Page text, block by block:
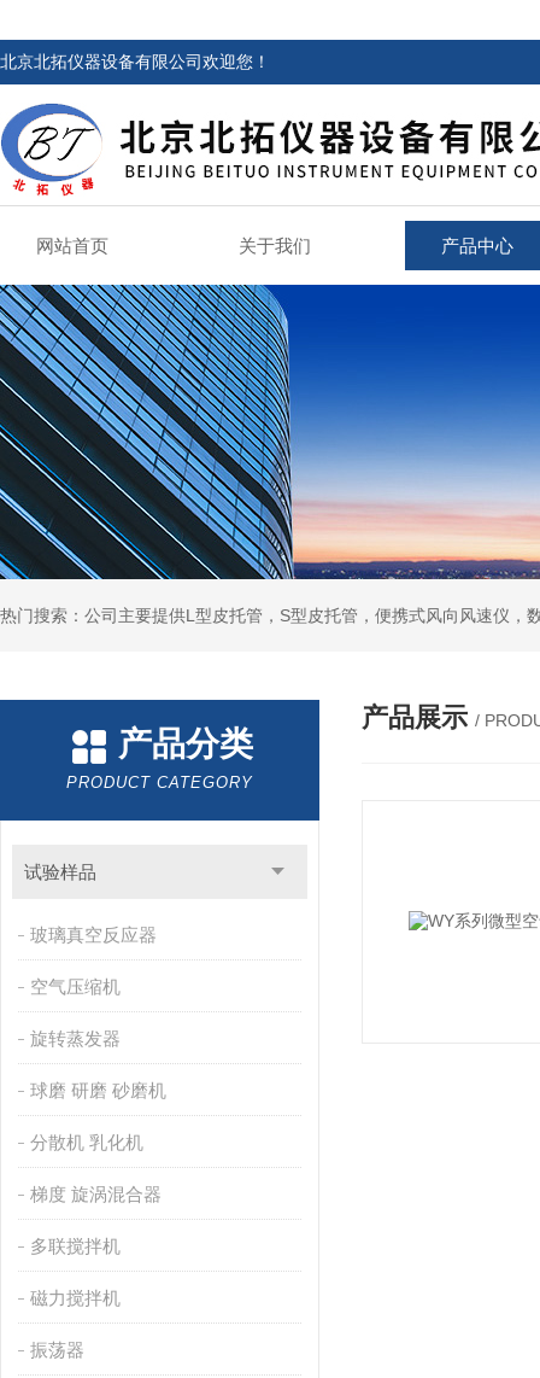
北京北拓仪器设备有限公司欢迎您！
网站首页 关于我们 产品中心
产品分类
PRODUCT CATEGORY
试验样品
玻璃真空反应器
空气压缩机
旋转蒸发器
球磨 研磨 砂磨机
分散机 乳化机
梯度 旋涡混合器
多联搅拌机
磁力搅拌机
振荡器
产品展示 /